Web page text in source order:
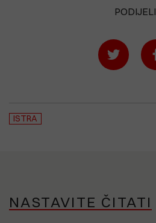
PODIJELI
ISTRA
NASTAVITE ČITATI